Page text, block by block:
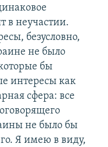
в неучастии.
безусловно,
не было
бы
интересы как
сфера: все
не было бы
Я имею в виду,